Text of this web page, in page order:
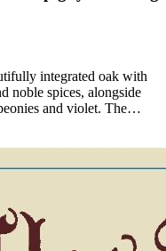
integrated oak with
noble spices, alongside
and violet. The…